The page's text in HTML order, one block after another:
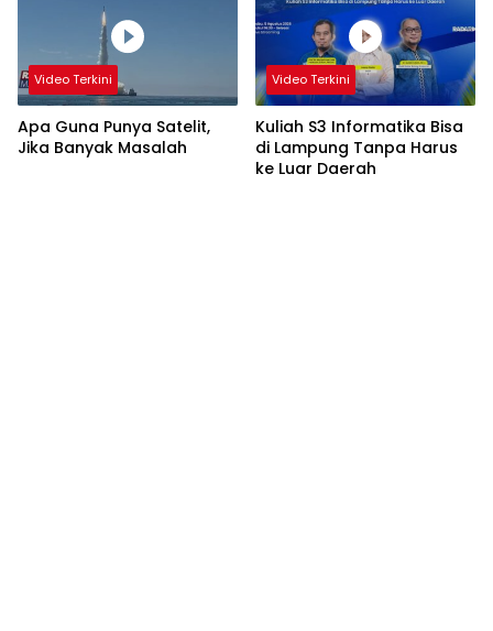
Video Terkini
Apa Guna Punya Satelit,
Jika Banyak Masalah
Video Terkini
Kuliah S3 Informatika Bisa
di Lampung Tanpa Harus
ke Luar Daerah